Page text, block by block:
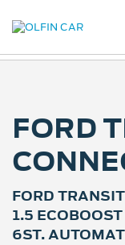
FORD
FORD
1.5
6ST.